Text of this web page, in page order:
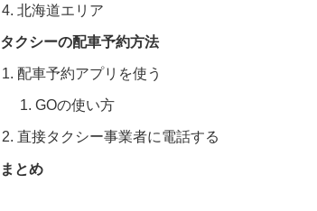
北海道エリア
タクシーの配車予約方法
配車予約アプリを使う
GOの使い方
直接タクシー事業者に電話する
まとめ